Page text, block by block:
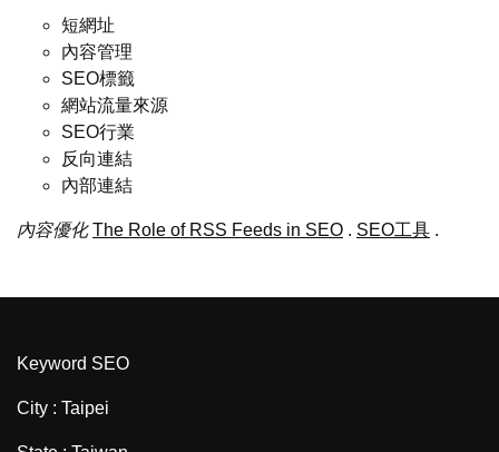
短網址
內容管理
SEO標籤
網站流量來源
SEO行業
反向連結
內部連結
內容優化 The Role of RSS Feeds in SEO . SEO工具 .
Keyword SEO
City : Taipei